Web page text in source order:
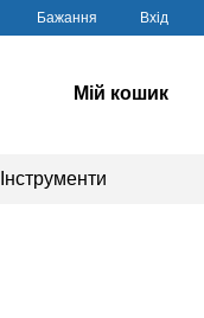
Бажання Вхід
Мій кошик
Інструменти